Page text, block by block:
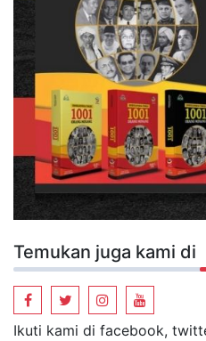
Temukan juga kami di
Ikuti kami di facebook,